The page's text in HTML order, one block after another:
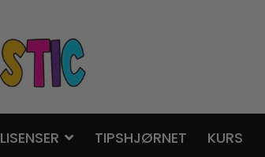
LISENSER TIPSHJØRNET KURS